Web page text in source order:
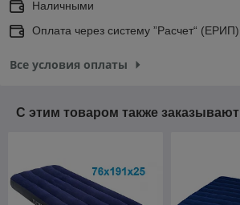
Наличными
Оплата через систему ”Расчет“ (ЕРИП)
Все условия оплаты
С этим товаром также заказывают